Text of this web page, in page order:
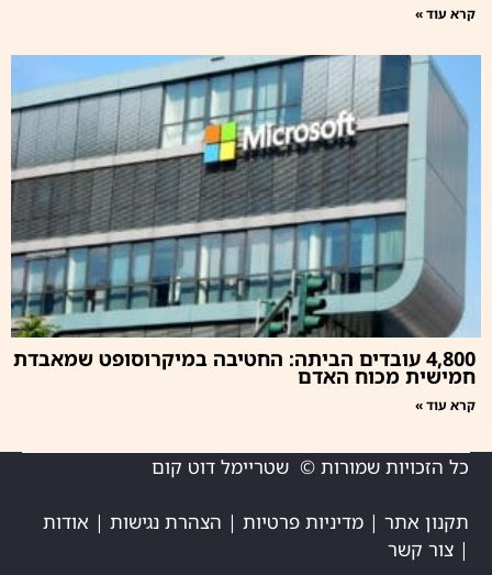
קרא עוד »
4,800 עובדים הביתה: החטיבה במיקרוסופט שמאבדת
חמישית מכוח האדם
קרא עוד »
כל הזכויות שמורות © שטריימל דוט קום
תקנון אתר |מדיניות פרטיות | הצהרת נגישות | אודות
|צור קשר